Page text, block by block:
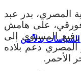
بدلاً من
المصري، بدر عبد
على هامش
رفيع المستوى إلى
الوزير المصري دعم بلاده
الأحمر.